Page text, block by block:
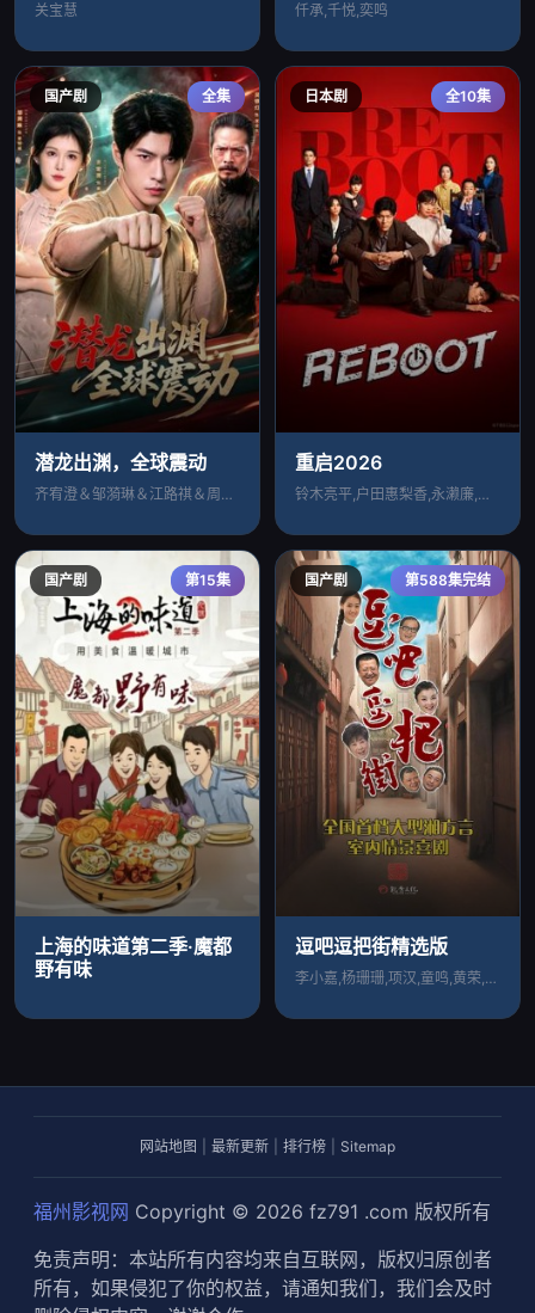
关宝慧 仟承,千悦,奕鸣
国产剧 全集
潜龙出渊，全球震动
齐宥澄＆邹漪琳＆江路祺＆周州＆王小成
日本剧 全10集
重启2026
铃木亮平,户田惠梨香,永濑廉,莳田彩珠,
国产剧 第15集
上海的味道第二季·魔都
野有味
国产剧 第588集完结
逗吧逗把街精选版
李小嘉,杨珊珊,项汉,童鸣,黄荣,刘威葳
网站地图 最新更新 排行榜 Sitemap
福州影视网 Copyright © 2026 fz791 .com 版权所有
免责声明：本站所有内容均来自互联网，版权归原创者
所有，如果侵犯了你的权益，请通知我们，我们会及时